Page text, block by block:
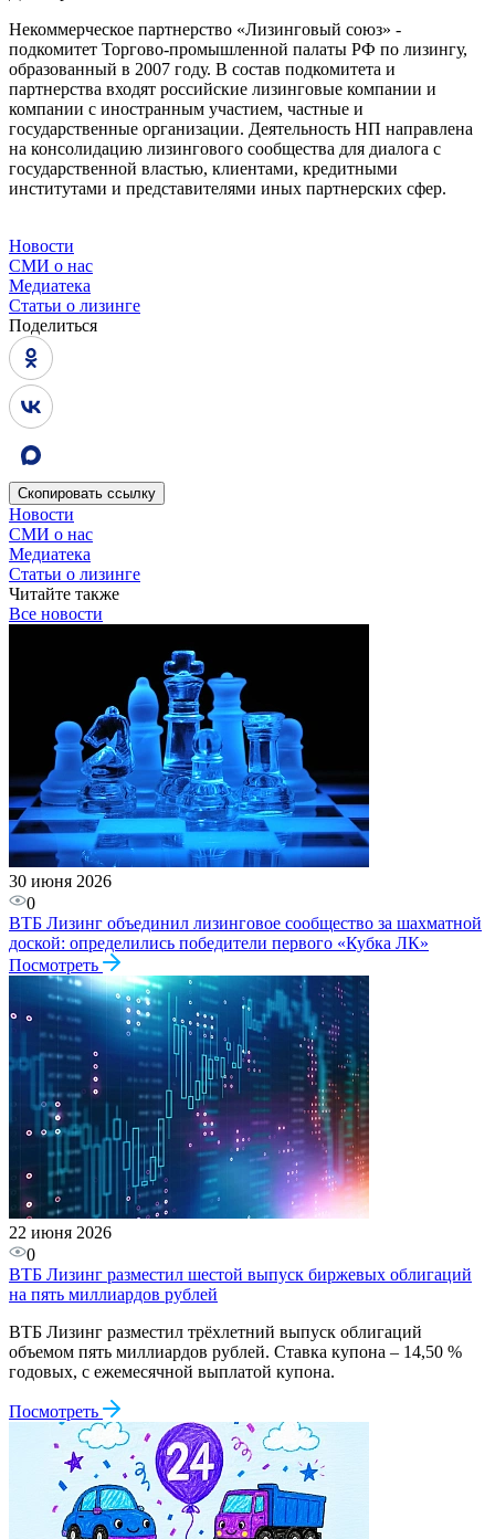
Некоммерческое партнерство «Лизинговый союз» -
подкомитет Торгово-промышленной палаты РФ по лизингу,
образованный в 2007 году. В состав подкомитета и
партнерства входят российские лизинговые компании и
компании с иностранным участием, частные и
государственные организации. Деятельность НП направлена
на консолидацию лизингового сообщества для диалога с
государственной властью, клиентами, кредитными
институтами и представителями иных партнерских сфер.
Новости
СМИ о нас
Медиатека
Статьи о лизинге
Поделиться
Скопировать ссылку
Новости
СМИ о нас
Медиатека
Статьи о лизинге
Читайте также
Все новости
30 июня 2026
0
ВТБ Лизинг объединил лизинговое сообщество за шахматной
доской: определились победители первого «Кубка ЛК»
Посмотреть
22 июня 2026
0
ВТБ Лизинг разместил шестой выпуск биржевых облигаций
на пять миллиардов рублей
ВТБ Лизинг разместил трёхлетний выпуск облигаций
объемом пять миллиардов рублей. Ставка купона – 14,50 %
годовых, с ежемесячной выплатой купона.
Посмотреть